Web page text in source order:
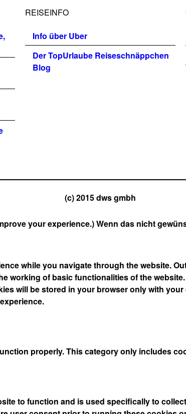
REISEINFO
Info über Uber
Der TopUrlaube Reiseschnäppchen
Blog
(c) 2015 dws gmbh
your experience.) Wenn das nicht
while you navigate through the website.
working of basic functionalities of the
will be stored in your browser only with
properly. This category only includes
to function and is used specifically to